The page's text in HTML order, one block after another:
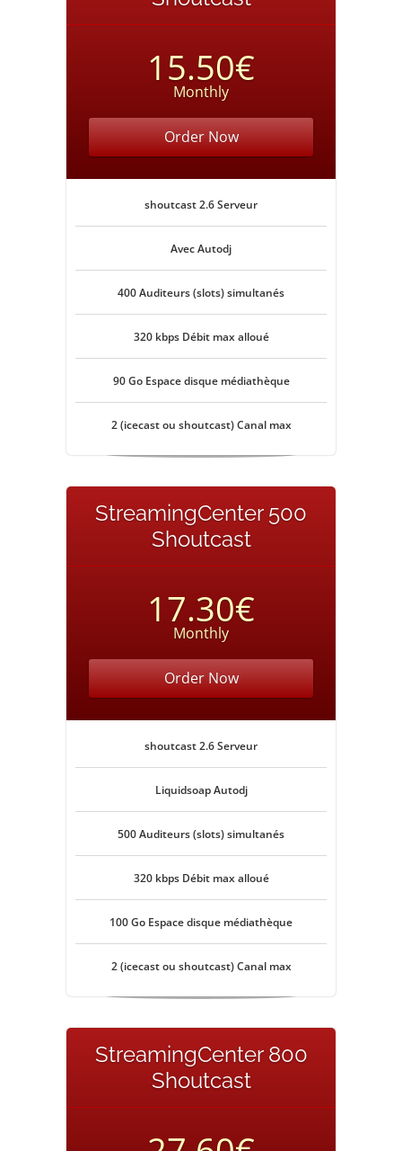
15.50€
Monthly
Order Now
shoutcast 2.6 Serveur
Avec Autodj
400 Auditeurs (slots) simultanés
320 kbps Débit max alloué
90 Go Espace disque médiathèque
2 (icecast ou shoutcast) Canal max
StreamingCenter 500
Shoutcast
17.30€
Monthly
Order Now
shoutcast 2.6 Serveur
Liquidsoap Autodj
500 Auditeurs (slots) simultanés
320 kbps Débit max alloué
100 Go Espace disque médiathèque
2 (icecast ou shoutcast) Canal max
StreamingCenter 800
Shoutcast